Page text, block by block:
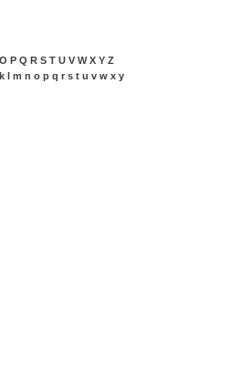
O P Q R S T U V W X Y Z
k l m n o p q r s t u v w x y